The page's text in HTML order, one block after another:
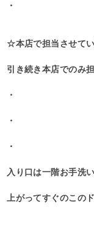
・
☆本店で担当させて
引き続き本店でのみ
・
・
・
入り口は一階お手洗
上がってすぐのこの